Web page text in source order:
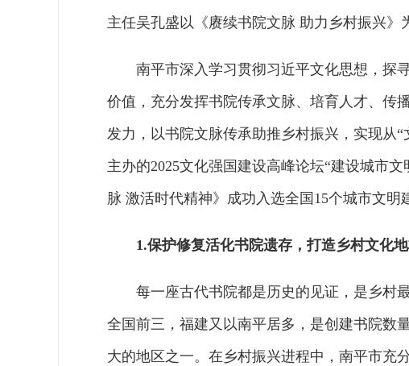
主任吴孔盛以《赓续书院文脉 助力乡村振兴》
南平市深入学习贯彻习近平文化思想，探
价值，充分发挥书院传承文脉、培育人才、传
发力，以书院文脉传承助推乡村振兴，实现从
主办的2025文化强国建设高峰论坛“建设城市
脉 激活时代精神》成功入选全国15个城市文明
1.保护修复活化书院遗存，打造乡村文化
每一座古代书院都是历史的见证，是乡村
全国前三，福建又以南平居多，是创建书院数
大的地区之一。在乡村振兴进程中，南平市充